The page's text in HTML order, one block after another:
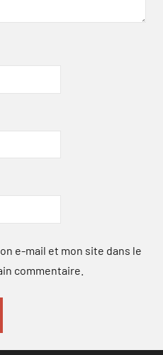
e-mail et mon site dans le
commentaire.